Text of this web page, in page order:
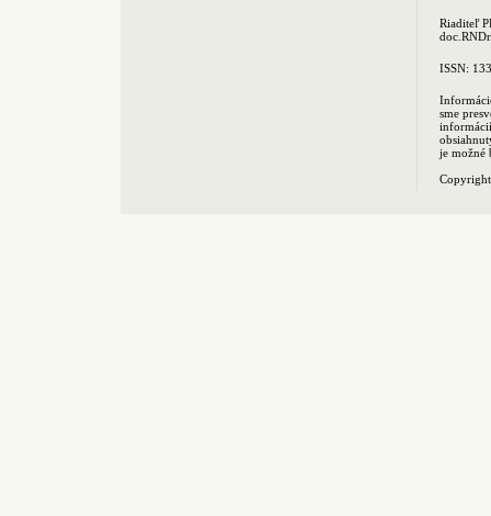
Riaditeľ
ISSN:
sme
je možné